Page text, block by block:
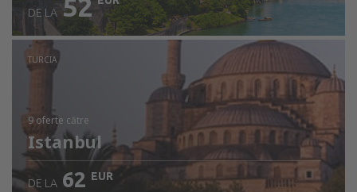
DE LA 52
TURCIA
9 oferte către
Istanbul
DE LA 62 EUR